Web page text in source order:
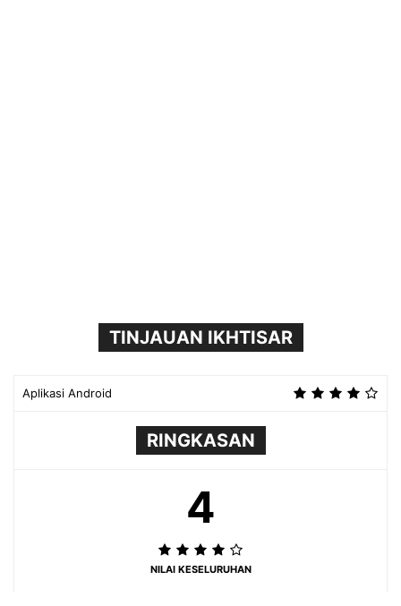
TINJAUAN IKHTISAR
Aplikasi Android
RINGKASAN
4
NILAI KESELURUHAN